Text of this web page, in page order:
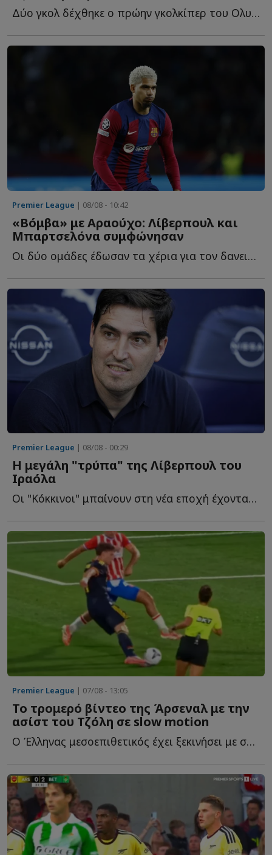
Δύο γκολ δέχθηκε ο πρώην γκολκίπερ του Ολυμπιακού στο 2-...
Premier League | 08/08 - 10:42
«Βόμβα» με Αραούχο: Λίβερπουλ και
Μπαρτσελόνα συμφώνησαν
Οι δύο ομάδες έδωσαν τα χέρια για τον δανεισμό του Ρόναλντ Α...
Premier League | 08/08 - 00:29
Η μεγάλη "τρύπα" της Λίβερπουλ του
Ιραόλα
Οι "Κόκκινοι" μπαίνουν στη νέα εποχή έχοντας ένα σοβαρό τ...
Premier League | 07/08 - 13:05
Το τρομερό βίντεο της Άρσεναλ με την
ασίστ του Τζόλη σε slow motion
Ο Έλληνας μεσοεπιθετικός έχει ξεκινήσει με σπασμένα τ...